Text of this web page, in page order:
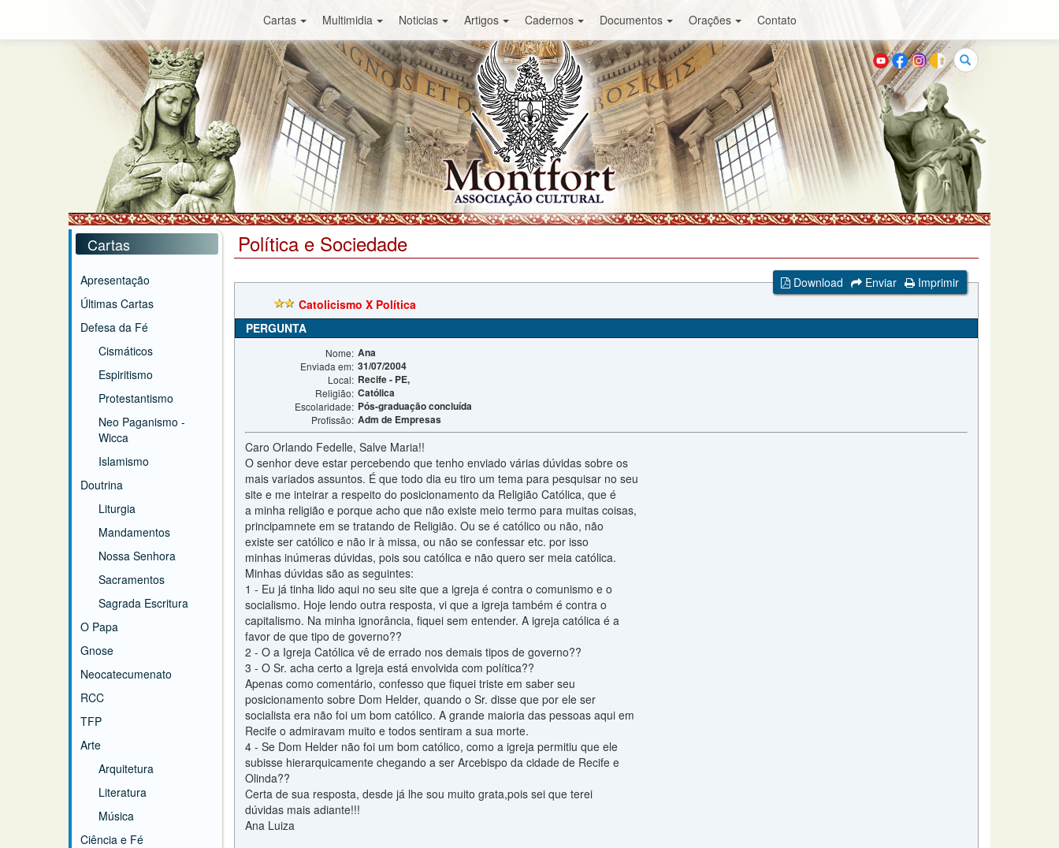
Cartas Multimidia Noticias Artigos Cadernos Documentos Orações Contato
Buscar
Cartas
Apresentação
Últimas Cartas
Defesa da Fé
Cismáticos
Espiritismo
Protestantismo
Neo Paganismo -
Wicca
Islamismo
Doutrina
Liturgia
Mandamentos
Nossa Senhora
Sacramentos
Sagrada Escritura
O Papa
Gnose
Neocatecumenato
RCC
TFP
Arte
Arquitetura
Literatura
Música
Ciência e Fé
Política e Sociedade
Download Enviar
Imprimir
Catolicismo X Política
PERGUNTA
Nome: Ana
Enviada em: 31/07/2004
Local: Recife - PE,
Religião: Católica
Escolaridade: Pós-graduação concluída
Profissão: Adm de Empresas
Caro Orlando Fedelle, Salve Maria!!
O senhor deve estar percebendo que tenho enviado várias dúvidas sobre os
mais variados assuntos. É que todo dia eu tiro um tema para pesquisar no seu
site e me inteirar a respeito do posicionamento da Religião Católica, que é
a minha religião e porque acho que não existe meio termo para muitas coisas,
principamnete em se tratando de Religião. Ou se é católico ou não, não
existe ser católico e não ir à missa, ou não se confessar etc. por isso
minhas inúmeras dúvidas, pois sou católica e não quero ser meia católica.
Minhas dúvidas são as seguintes:
1 - Eu já tinha lido aqui no seu site que a igreja é contra o comunismo e o
socialismo. Hoje lendo outra resposta, vi que a igreja também é contra o
capitalismo. Na minha ignorância, fiquei sem entender. A igreja católica é a
favor de que tipo de governo??
2 - O a Igreja Católica vê de errado nos demais tipos de governo??
3 - O Sr. acha certo a Igreja está envolvida com política??
Apenas como comentário, confesso que fiquei triste em saber seu
posicionamento sobre Dom Helder, quando o Sr. disse que por ele ser
socialista era não foi um bom católico. A grande maioria das pessoas aqui em
Recife o admiravam muito e todos sentiram a sua morte.
4 - Se Dom Helder não foi um bom católico, como a igreja permitiu que ele
subisse hierarquicamente chegando a ser Arcebispo da cidade de Recife e
Olinda??
Certa de sua resposta, desde já lhe sou muito grata,pois sei que terei
dúvidas mais adiante!!!
Ana Luiza